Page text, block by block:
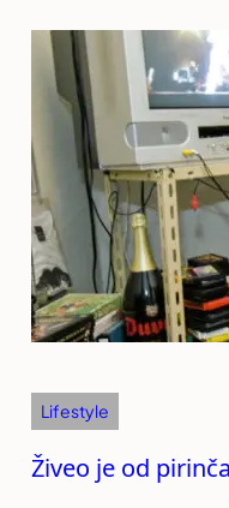
Lifestyle
Živeo je od